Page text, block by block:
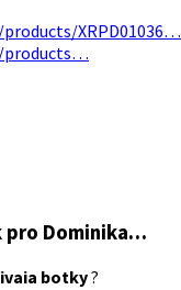
products/XRPD01036…
products…
pro Dominika…
botky?